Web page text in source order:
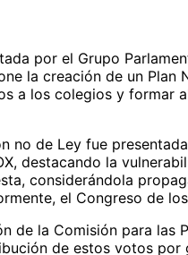
por el Grupo
la creación de un
a los colegios y formar
no de Ley fue
destacando la
considerándola
el Congreso de
de la Comisión para las
de estos votos